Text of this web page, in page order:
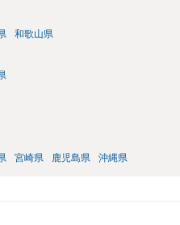
和歌山県
宮崎県 鹿児島県 沖縄県